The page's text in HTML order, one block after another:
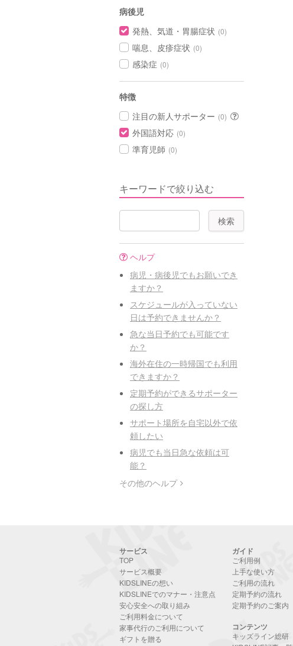
病後児
発熱、気道・胃腸症状 (0)
喘息、皮疹症状 (0)
感染症 (0)
特徴
注目の新人サポーター (0)
外国語対応 (0)
準育児師 (0)
キーワードで絞り込む
ヘルプ
病児・病後児でもお願いでき
ますか？
スケジュールが入っていない
日は予約できませんか？
急な当日予約でも可能です
か？
海外在住の一時帰国でも利用
できますか？
定期予約ができるサポーター
の探し方
サポート場所を自宅以外で依
頼したい
病児でも当日急な依頼は可
能？
その他のヘルプ
サービス
TOP
サービス概要
KIDSLINEの想い
KIDSLINEでのマナー・注意点
安心安全への取り組み
ご利用料金について
家事代行のご利用について
ギフトを贈る
ガイド
ご利用例
上手な使い方
ご利用の流れ
定期予約の流れ
定期予約のご案内
コンテンツ
キッズライン総研